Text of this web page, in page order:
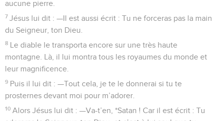
Jésus commence son œuvre en Galilée
regagna la *Galilée,
mais il ne resta pas à *Nazareth. Il alla s’établir à
territoires de Zabulon et de Nephtali.
14
annoncé :